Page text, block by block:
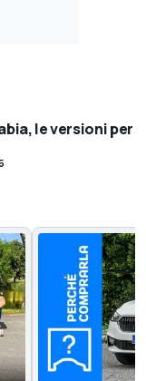
le versioni per